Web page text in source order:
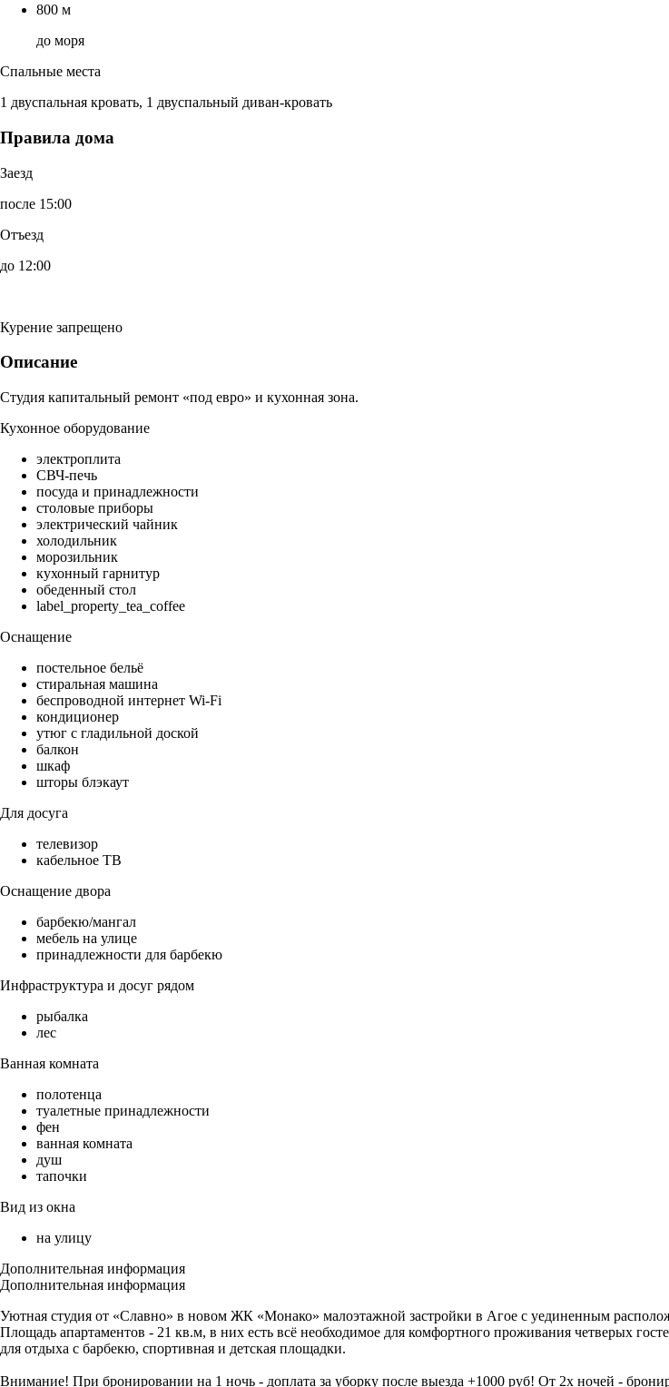
800 м
до моря
Спальные места
1 двуспальная кровать, 1 двуспальный диван-кровать
Правила дома
Заезд
после 15:00
Отъезд
до 12:00
Курение запрещено
Описание
Студия капитальный ремонт «под евро» и кухонная зона.
Кухонное оборудование
электроплита
СВЧ-печь
посуда и принадлежности
столовые приборы
электрический чайник
холодильник
морозильник
кухонный гарнитур
обеденный стол
label_property_tea_coffee
Оснащение
постельное бельё
стиральная машина
беспроводной интернет Wi-Fi
кондиционер
утюг с гладильной доской
балкон
шкаф
шторы блэкаут
Для досуга
телевизор
кабельное ТВ
Оснащение двора
барбекю/мангал
мебель на улице
принадлежности для барбекю
Инфраструктура и досуг рядом
рыбалка
лес
Ванная комната
полотенца
туалетные принадлежности
фен
ванная комната
душ
тапочки
Вид из окна
на улицу
Дополнительная информация
Дополнительная информация
Уютная студия от «Славно» в новом ЖК «Монако» малоэтажной застройки в Агое с уединенным
Площадь апартаментов - 21 кв.м, в них есть всё необходимое для комфортного проживания четверых
для отдыха с барбекю, спортивная и детская площадки.
Внимание! При бронировании на 1 ночь - доплата за уборку после выезда +1000 руб! От 2х ночей -